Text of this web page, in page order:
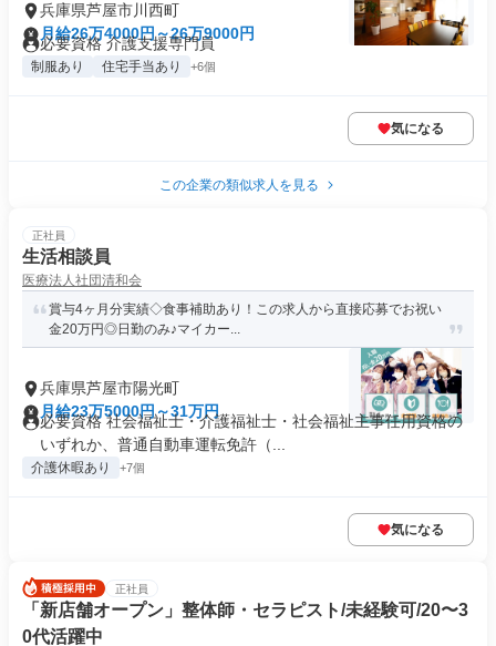
兵庫県芦屋市川西町
月給26万4000円～26万9000円
必要資格 介護支援専門員
制服あり 住宅手当あり +6個
気になる
この企業の類似求人を見る
正社員
生活相談員
医療法人社団清和会
賞与4ヶ月分実績◇食事補助あり！この求人から直接応募でお祝い
金20万円◎日勤のみ♪マイカー...
兵庫県芦屋市陽光町
月給23万5000円～31万円
必要資格 社会福祉士・介護福祉士・社会福祉主事任用資格の
いずれか、普通自動車運転免許（...
介護休暇あり +7個
気になる
正社員
「新店舗オープン」整体師・セラピスト/未経験可/20〜3
0代活躍中